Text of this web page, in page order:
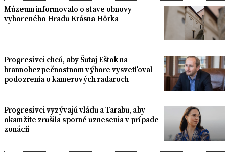
Múzeum informovalo o stave obnovy
vyhoreného Hradu Krásna Hôrka
Progresívci chcú, aby Šutaj Eštok na
brannobezpečnostnom výbore vysvetľoval
podozrenia o kamerových radaroch
Progresívci vyzývajú vládu a Tarabu, aby
okamžite zrušila sporné uznesenia v prípade
zonácií